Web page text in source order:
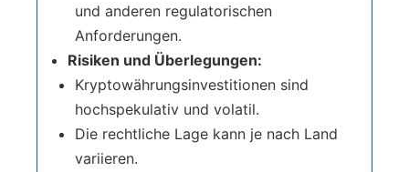
und anderen regulatorischen
Anforderungen.
Risiken und Überlegungen:
Kryptowährungsinvestitionen sind
hochspekulativ und volatil.
Die rechtliche Lage kann je nach Land
variieren.